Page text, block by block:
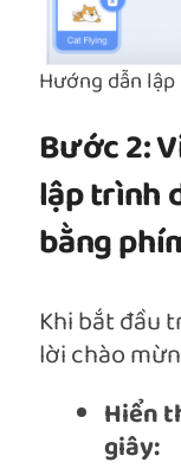
Hướng dẫn
Bước 2:
lập trình
bằng
Khi bắt đầu
lời chào
Hiển
giây: